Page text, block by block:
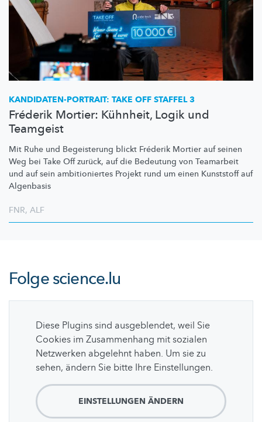
KANDIDATEN-PORTRAIT: TAKE OFF STAFFEL 3
Fréderik Mortier: Kühnheit, Logik und
Teamgeist
Mit Ruhe und Begeisterung blickt Fréderik Mortier auf seinen
Weg bei Take Off zurück, auf die Bedeutung von Teamarbeit
und auf sein ambitioniertes Projekt rund um einen Kunststoff auf
Algenbasis
FNR, ALF
Folgescience.lu
Diese Plugins sind ausgeblendet, weil Sie
Cookies im Zusammenhang mit sozialen
Netzwerken abgelehnt haben. Um sie zu
sehen, ändern Sie bitte Ihre Einstellungen.
EINSTELLUNGEN ÄNDERN